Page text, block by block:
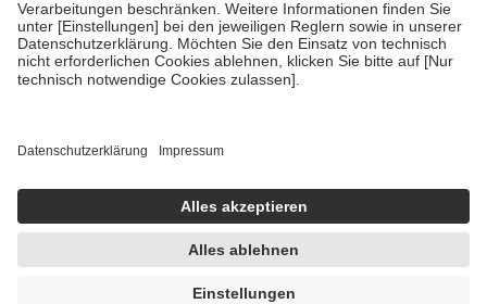
• Kindern und Jugendlichen bis zum vollendeten 18. Lebensjahr
mit Ausnahme der Fahrkosten
• Untersuchungen zur Vorsorge und Früherkennung, die von der
GKV getragen werden
Einholung von Bewertungen. Trusted Shops hat Maßnahmen
getroffen, um sicherzustellen, dass es sich um echte Bewertungen
handelt. Mehr Informationen findest du hier:
https://help.etrusted.com/hc/de/articles/4419944605341